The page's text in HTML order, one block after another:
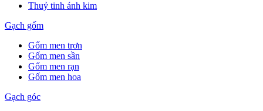
Thuỷ tinh ánh kim
Gạch gốm
Gốm men trơn
Gốm men sần
Gốm men rạn
Gốm men hoa
Gạch góc